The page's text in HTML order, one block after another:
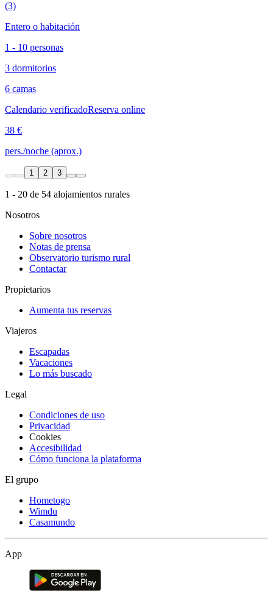
(3)
Entero o habitación
1 - 10 personas
3 dormitorios
6 camas
Calendario verificadoReserva online
38 €
pers./noche (aprox.)
1 2 3
1 - 20 de 54 alojamientos rurales
Nosotros
Sobre nosotros
Notas de prensa
Observatorio turismo rural
Contactar
Propietarios
Aumenta tus reservas
Viajeros
Escapadas
Vacaciones
Lo más buscado
Legal
Condiciones de uso
Privacidad
Cookies
Accesibilidad
Cómo funciona la plataforma
El grupo
Hometogo
Wimdu
Casamundo
App